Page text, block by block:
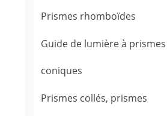
Prismes rhomboïdes
Guide de lumière à prismes
coniques
Prismes collés, prismes